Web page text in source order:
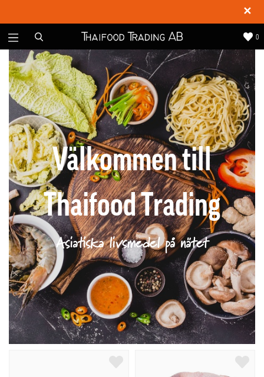
✕
0
Välkommen till
Thaifood Trading
Asiatiska livsmedel på nätet